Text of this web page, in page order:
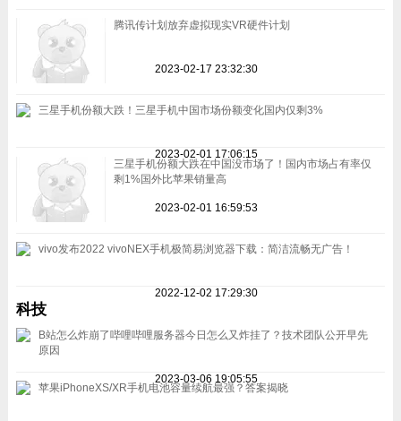
腾讯传计划放弃虚拟现实VR硬件计划
2023-02-17 23:32:30
三星手机份额大跌！三星手机中国市场份额变化国内仅剩3%
2023-02-01 17:06:15
三星手机份额大跌在中国没市场了！国内市场占有率仅
剩1%国外比苹果销量高
2023-02-01 16:59:53
vivo发布2022 vivoNEX手机极简易浏览器下载：简洁流畅无广告！
2022-12-02 17:29:30
科技
B站怎么炸崩了哔哩哔哩服务器今日怎么又炸挂了？技术团队公开早先
原因
2023-03-06 19:05:55
苹果iPhoneXS/XR手机电池容量续航最强？答案揭晓